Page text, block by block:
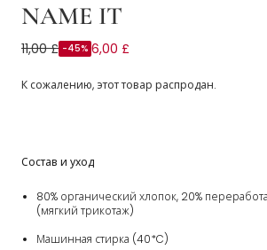
NAME IT
Футболка кремовая с размытым
11,00 £ -45% 6,00 £
К сожалению, этот товар распродан.
Состав и уход
80% органический хлопок, 20%
(мягкий трикотаж)
Машинная стирка (40*C)